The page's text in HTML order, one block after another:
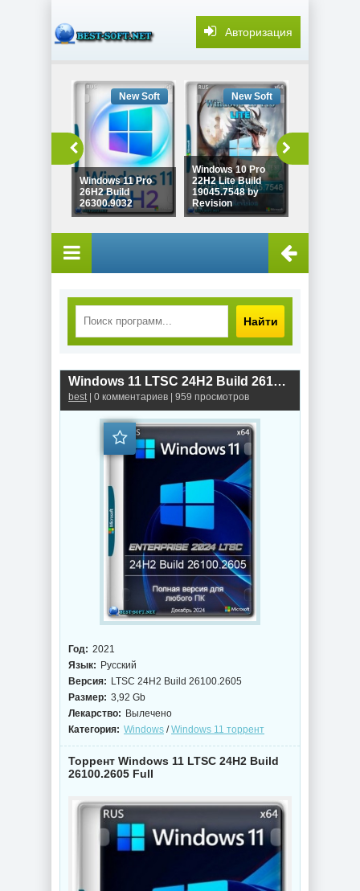
Авторизация
Windows 11 Pro
26H2 Build
26300.9032
New Soft
Windows 10 Pro
22H2 Lite Build
19045.7548 by
Revision
New Soft
Найти
Windows 11 LTSC 24H2 Build 26100.2605 Full
best| 0 комментариев | 959 просмотров
Год: 2021
Язык: Русский
Версия: LTSC 24H2 Build 26100.2605
Размер: 3,92 Gb
Лекарство: Вылечено
Категория: Windows /Windows 11 торрент
Торрент Windows 11 LTSC 24H2 Build
26100.2605 Full